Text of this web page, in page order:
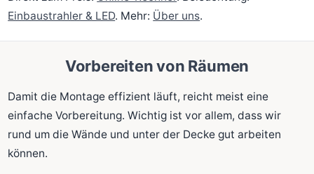
Einbaustrahler & LED. Mehr: Über uns.
Vorbereiten von Räumen
Damit die Montage effizient läuft, reicht meist eine
einfache Vorbereitung. Wichtig ist vor allem, dass wir
rund um die Wände und unter der Decke gut arbeiten
können.